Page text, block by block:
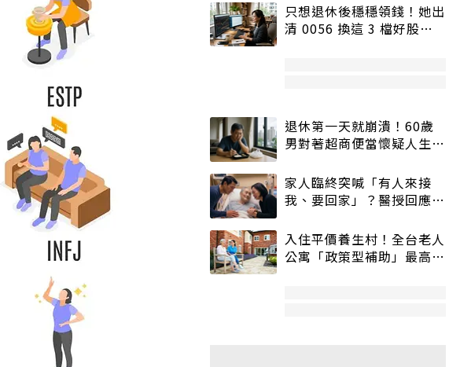
只想退休後穩穩領錢！她出
清 0056 換這 3 檔好股：
退休第一天就崩潰！60歲
男對著超商便當懷疑人生
家人臨終突喊「有人來接
我、要回家」？醫授回應方
入住平價養生村！全台老人
公寓「政策型補助」最高打